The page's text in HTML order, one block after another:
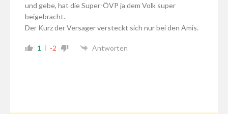
und gebe, hat die Super-ÖVP ja dem Volk super
beigebracht.
Der Kurz der Versager versteckt sich nur bei den Amis.
1 -2 Antworten